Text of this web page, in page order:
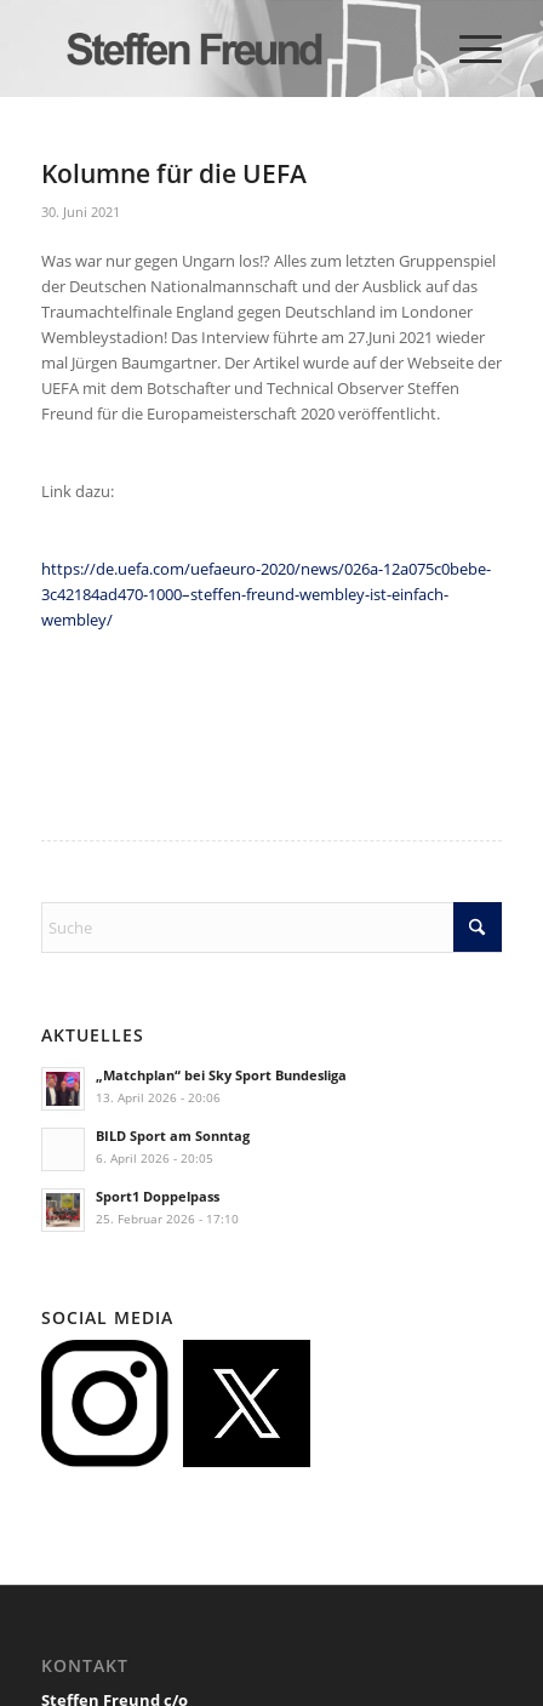
Kolumne für die UEFA
30. Juni 2021
Was war nur gegen Ungarn los!? Alles zum letzten Gruppenspiel
der Deutschen Nationalmannschaft und der Ausblick auf das
Traumachtelfinale England gegen Deutschland im Londoner
Wembleystadion! Das Interview führte am 27.Juni 2021 wieder
mal Jürgen Baumgartner. Der Artikel wurde auf der Webseite der
UEFA mit dem Botschafter und Technical Observer Steffen
Freund für die Europameisterschaft 2020 veröffentlicht.
Link dazu:
https://de.uefa.com/uefaeuro-2020/news/026a-12a075c0bebe-
3c42184ad470-1000–steffen-freund-wembley-ist-einfach-
wembley/
AKTUELLES
„Matchplan“ bei Sky Sport Bundesliga
13. April 2026 - 20:06
BILD Sport am Sonntag
6. April 2026 - 20:05
Sport1 Doppelpass
25. Februar 2026 - 17:10
SOCIAL MEDIA
KONTAKT
Steffen Freund c/o